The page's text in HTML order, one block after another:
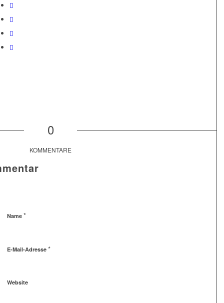
0
KOMMENTARE
Name *
E-Mail-Adresse *
Website